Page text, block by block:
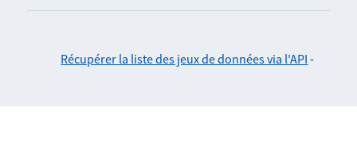
Récupérer la liste des jeux de données via l'API -